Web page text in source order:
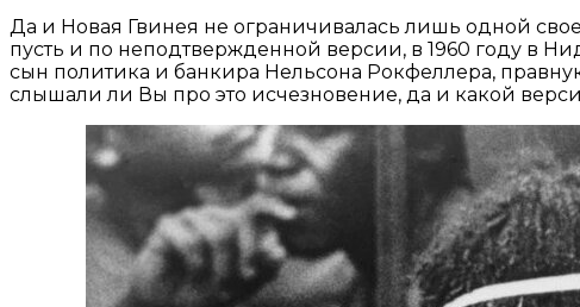
Да и Новая Гвинея не ограничивалась лишь одной
пусть и по неподтвержденной версии, в 1960 году в
сын политика и банкира Нельсона Рокфеллера,
слышали ли Вы про это исчезновение, да и какой